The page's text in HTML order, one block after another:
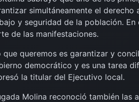
simultáneamente el
y seguridad de la población.
de las manifestaciones.
que queremos es garantizar y
democrático y es una tarea
la titular del Ejecutivo local.
Molina reconoció también las